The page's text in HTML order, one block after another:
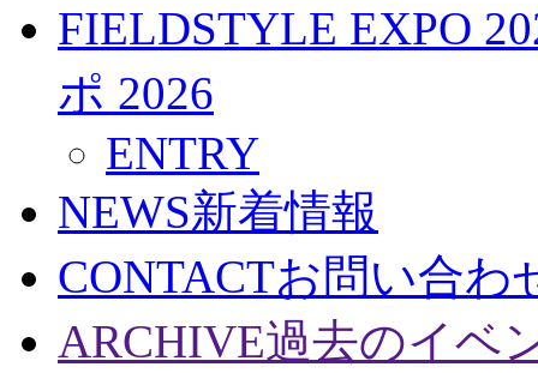
FIELDSTYLE EXPO
ポ 2026
ENTRY
NEWS新着情報
CONTACTお問い合わ
ARCHIVE過去のイベ